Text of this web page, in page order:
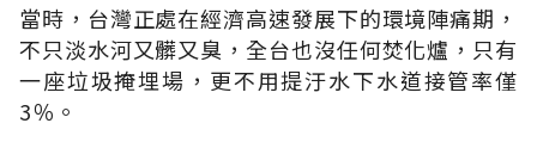
當時，台灣正處在經濟高速發展下的環境陣痛期，
不只淡水河又髒又臭，全台也沒任何焚化爐，只有
一座垃圾掩埋場，更不用提汙水下水道接管率僅
3％。